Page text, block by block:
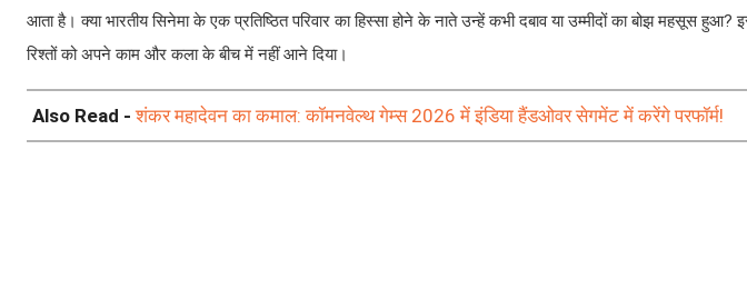
आता है। क्या भारतीय सिनेमा के एक प्रतिष्ठित परिवार का हिस्सा होने के नाते उन्हें कभी दबाव या उम्मीदों का बोझ महसूस
रिश्तों को अपने काम और कला के बीच में नहीं आने दिया।
Also Read -शंकर महादेवन का कमाल: कॉमनवेल्थ गेम्स 2026 में इंडिया हैंडओवर सेगमेंट में करेंगे परफॉर्म!